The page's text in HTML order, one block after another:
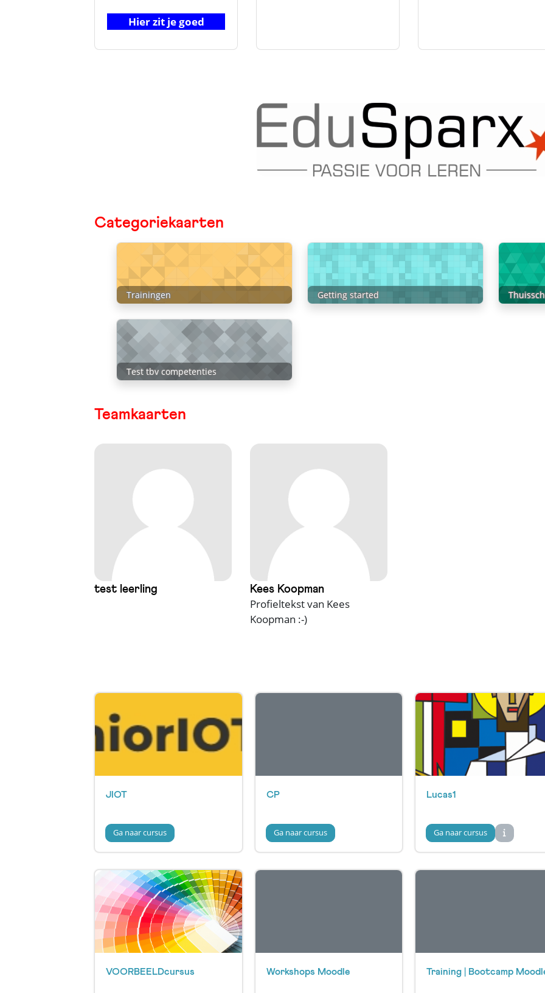
Hier zit je goed
Categoriekaarten
Trainingen Getting started
Test tbv competenties
Teamkaarten
test leerling Kees Koopman
Profieltekst van Kees
Koopman :-)
JIOT
Ga naar cursus
CP
Ga naar cursus
Lucas1
Ga naar cursus
VOORBEELDcursus Workshops Moodle Training | Bootcamp